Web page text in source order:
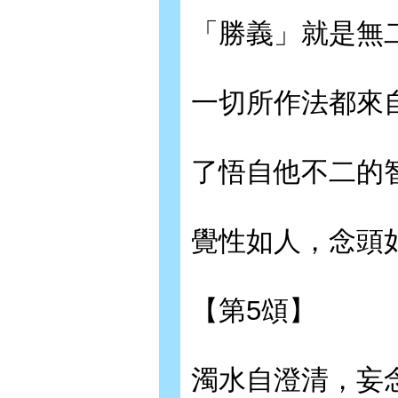
「勝義」就是無
一切所作法都來
了悟自他不二的
覺性如人，念頭
【第5頌】
濁水自澄清，妄